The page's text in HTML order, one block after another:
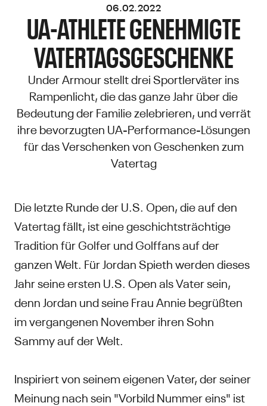
06.02.2022
UA-ATHLETE GENEHMIGTE
VATERTAGSGESCHENKE
Under Armour stellt drei Sportlerväter ins
Rampenlicht, die das ganze Jahr über die
Bedeutung der Familie zelebrieren, und verrät
ihre bevorzugten UA-Performance-Lösungen
für das Verschenken von Geschenken zum
Vatertag
Die letzte Runde der U.S. Open, die auf den
Vatertag fällt, ist eine geschichtsträchtige
Tradition für Golfer und Golffans auf der
ganzen Welt. Für Jordan Spieth werden dieses
Jahr seine ersten U.S. Open als Vater sein,
denn Jordan und seine Frau Annie begrüßten
im vergangenen November ihren Sohn
Sammy auf der Welt.
Inspiriert von seinem eigenen Vater, der seiner
Meinung nach sein "Vorbild Nummer eins" ist